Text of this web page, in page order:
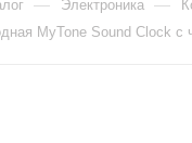
— Электроника —
MyTone Sound Clock c